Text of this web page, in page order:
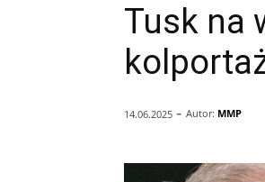
Tusk na
14.06.2025 - Autor: MMP